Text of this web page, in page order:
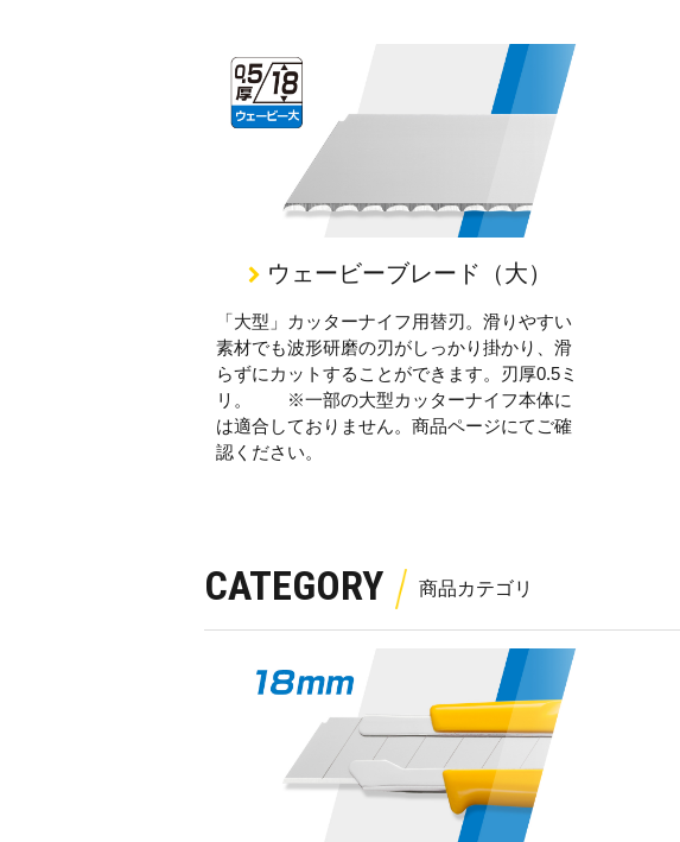
ウェービーブレード（大）
「大型」カッターナイフ用替刃。滑りやすい
素材でも波形研磨の刃がしっかり掛かり、滑
らずにカットすることができます。刃厚0.5ミ
リ。 ※一部の大型カッターナイフ本体に
は適合しておりません。商品ページにてご確
認ください。
CATEGORY